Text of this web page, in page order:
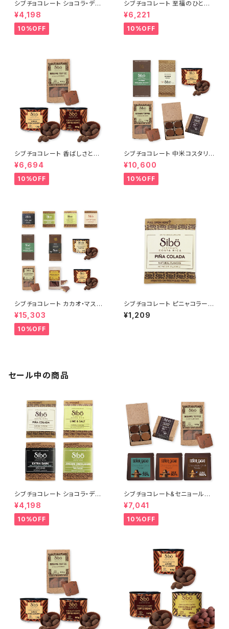
シブチョコレート ショコラ・ディ
スカバリー 4種アソートセット Si
bu Chocolate
¥4,198
10%OFF
シブチョコレート 至福のひと粒
カバード・コレクション アーモン
ド・ジンジャー・コーヒー Sibu
Chocolate
¥6,221
10%OFF
シブチョコレート 香ばしさとカ
カオが弾ける トリプル・クランチ
ー セット Sibu Chocolate
¥6,694
10%OFF
シブチョコレート 中米コスタリカ
を味わい尽くす プレミアム・ジャ
ーニー・セット Sibu Chocolat
e
¥10,600
10%OFF
シブチョコレート カカオ・マスタ
ー・コレクション セット Sibu Ch
ocolate
¥15,303
10%OFF
シブチョコレート ピニャコラーダ
ホワイトチョコレートバー 25g
SibuChocolate
¥1,209
セール中の商品
シブチョコレート ショコラ・ディ
スカバリー 4種アソートセット Si
bu Chocolate
¥4,198
10%OFF
シブチョコレート&セニョールカ
カオ 心と体を目覚めさせる モ
ーニング・カカオセット
¥7,041
10%OFF